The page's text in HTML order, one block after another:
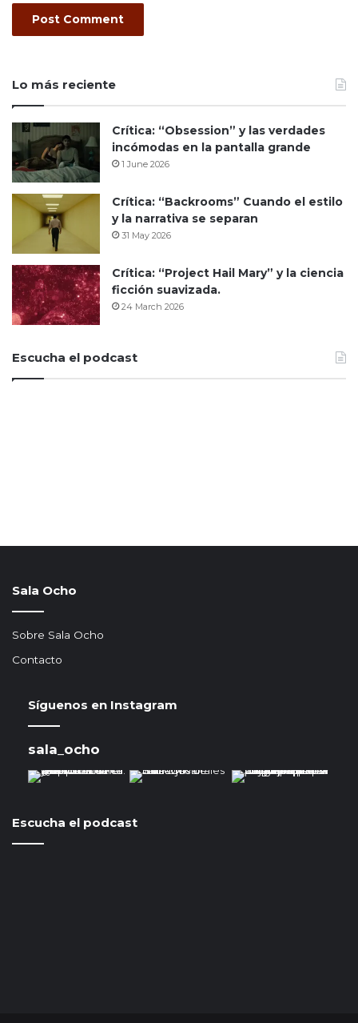
Lo más reciente
Crítica: “Obsession” y las verdades
incómodas en la pantalla grande
1 June 2026
Crítica: “Backrooms” Cuando el estilo
y la narrativa se separan
31 May 2026
Crítica: “Project Hail Mary” y la ciencia
ficción suavizada.
24 March 2026
Escucha el podcast
Sala Ocho
Sobre Sala Ocho
Contacto
Síguenos en Instagram
sala_ocho
Escucha el podcast